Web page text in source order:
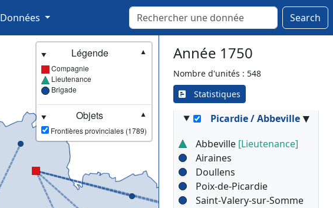
Données Search
Légende
▼
Compagnie
Lieutenance
Brigade
Objets
▼
Frontières provinciales (1789)
Année 1750
Nombre d'unités : 548
Statistiques
Paris / Tonnerre ▾
Saint-Florentin
Vézelay
Picardie / Abbeville ▾
Abbeville [Lieutenance]
Airaines
Doullens
Poix-de-Picardie
Saint-Valery-sur-Somme